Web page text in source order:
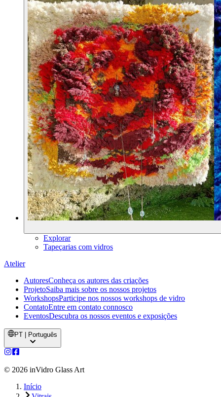
Explorar
Tapeçarias com vidros
Atelier
AutoresConheça os autores das criações
ProjetoSaiba mais sobre os nossos projetos
WorkshopsParticipe nos nossos workshops de vidro
ContatoEntre em contato connosco
EventosDescubra os nossos eventos e exposições
PT | Português
© 2026 inVidro Glass Art
Início